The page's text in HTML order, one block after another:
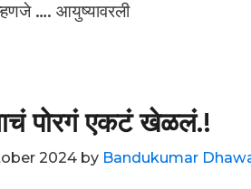
…. आयुष्यावरली
पोरगं एकटं खेळलं.!
2024 by Bandukumar